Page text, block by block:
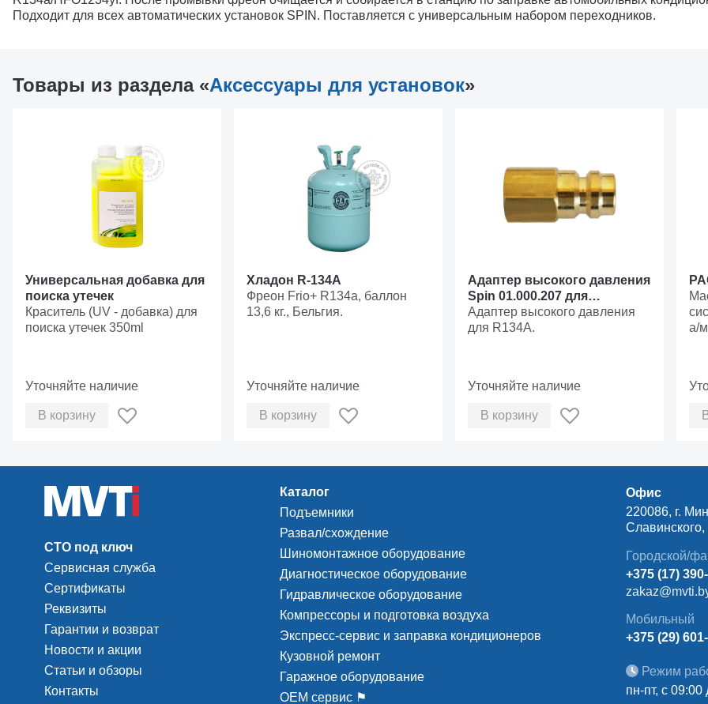
Подходит для всех автоматических установок SPIN. Поставляется с универсальным набором переходников.
Товары из раздела «Аксессуары для установок»
Универсальная добавка для
поиска утечек
Краситель (UV - добавка) для
поиска утечек 350ml
Уточняйте наличие
В корзину
Хладон R-134A
Фреон Frio+ R134a, баллон
13,6 кг., Бельгия.
Уточняйте наличие
В корзину
Адаптер высокого давления
Spin 01.000.207 для
перезаправляемых
баллонов R134a
Адаптер высокого давления
для R134A.
Уточняйте наличие
В корзину
а/
СТО под ключ
Сервисная служба
Сертификаты
Реквизиты
Гарантии и возврат
Новости и акции
Статьи и обзоры
Контакты
Каталог
Подъемники
Развал/схождение
Шиномонтажное оборудование
Диагностическое оборудование
Гидравлическое оборудование
Компрессоры и подготовка воздуха
Экспресс-сервис и заправка кондиционеров
Кузовной ремонт
Гаражное оборудование
ОЕМ сервис ⚑
Офис
220086, г.
Городской/
+375 (17)
Мобильный
+375 (29)
Режим
пн-пт, с 09:00